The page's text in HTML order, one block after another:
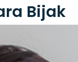
Bijak